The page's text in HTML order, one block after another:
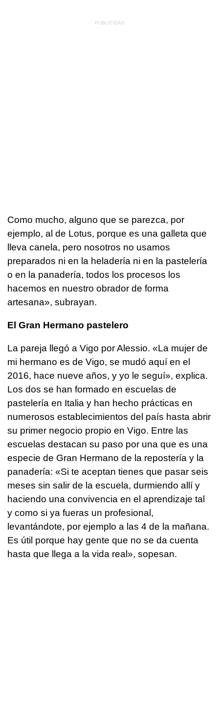
Como mucho, alguno que se parezca, por
ejemplo, al de Lotus, porque es una galleta que
lleva canela, pero nosotros no usamos
preparados ni en la heladería ni en la pastelería
o en la panadería, todos los procesos los
hacemos en nuestro obrador de forma
artesana», subrayan.
El Gran Hermano pastelero
La pareja llegó a Vigo por Alessio. «La mujer de
mi hermano es de Vigo, se mudó aquí en el
2016, hace nueve años, y yo le seguí», explica.
Los dos se han formado en escuelas de
pastelería en Italia y han hecho prácticas en
numerosos establecimientos del país hasta abrir
su primer negocio propio en Vigo. Entre las
escuelas destacan su paso por una que es una
especie de Gran Hermano de la repostería y la
panadería: «Si te aceptan tienes que pasar seis
meses sin salir de la escuela, durmiendo allí y
haciendo una convivencia en el aprendizaje tal
y como si ya fueras un profesional,
levantándote, por ejemplo a las 4 de la mañana.
Es útil porque hay gente que no se da cuenta
hasta que llega a la vida real», sopesan.